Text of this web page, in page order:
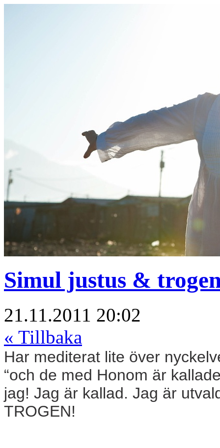
Simul justus &
21.11.2011 20:02
« Tillbaka
Har mediterat lite över
“och de med Honom är
jag! Jag är kallad. Jag är
TROGEN!